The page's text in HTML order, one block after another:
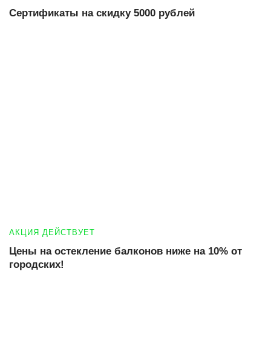
Сертификаты на скидку 5000 рублей
АКЦИЯ ДЕЙСТВУЕТ
Цены на остекление балконов ниже на 10% от
городских!